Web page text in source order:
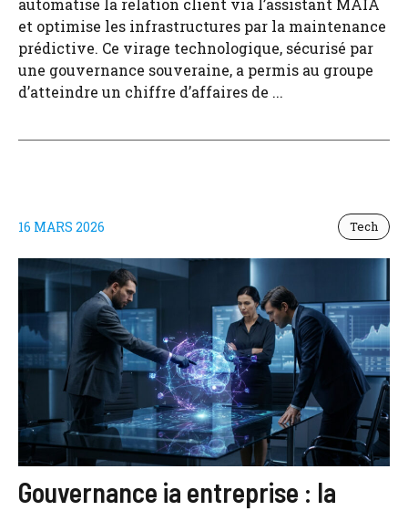
automatise la relation client via l’assistant MAIA
et optimise les infrastructures par la maintenance
prédictive. Ce virage technologique, sécurisé par
une gouvernance souveraine, a permis au groupe
d’atteindre un chiffre d’affaires de ...
16 MARS 2026 Tech
Gouvernance ia entreprise : la